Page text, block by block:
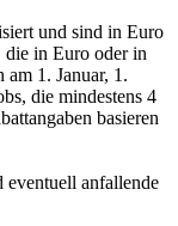
und sind in Euro
die in Euro oder in
1. Januar, 1.
die mindestens 4
basieren
eventuell anfallende